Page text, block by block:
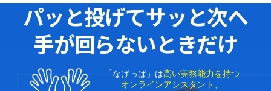
パッと投げてサッと次へ
手が回らないときだけ
「なげっぱ」は高い実務能力を持つ
オンラインアシスタント、